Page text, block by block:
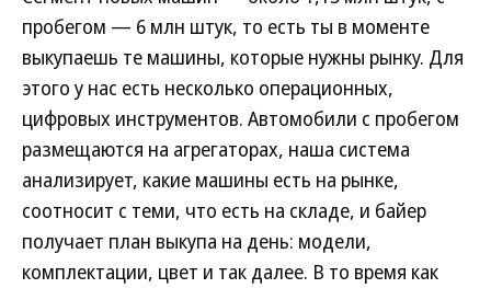
пробегом — 6 млн штук, то есть ты в моменте
выкупаешь те машины, которые нужны рынку. Для
этого у нас есть несколько операционных,
цифровых инструментов. Автомобили с пробегом
размещаются на агрегаторах, наша система
анализирует, какие машины есть на рынке,
соотносит с теми, что есть на складе, и байер
получает план выкупа на день: модели,
комплектации, цвет и так далее. В то время как